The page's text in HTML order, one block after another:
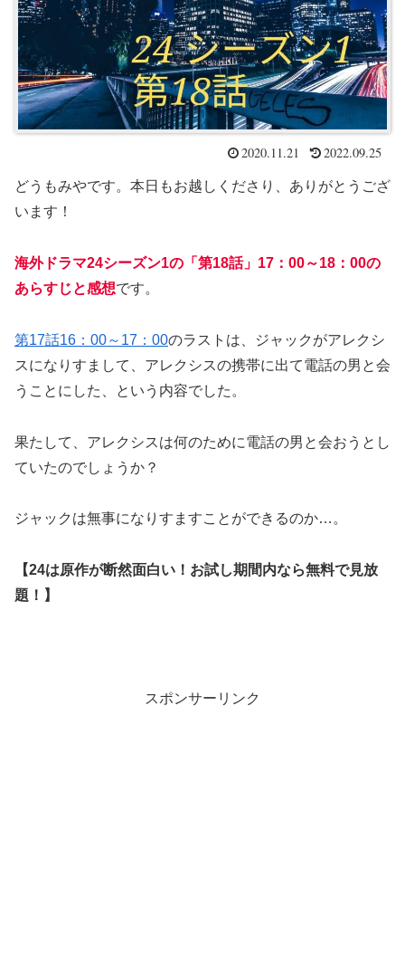
2020.11.21 2022.09.25
どうもみやです。本日もお越しくださり、ありがとうござ
います！
海外ドラマ24シーズン1の「第18話」17：00～18：00の
あらすじと感想です。
第17話16：00～17：00のラストは、ジャックがアレクシ
スになりすまして、アレクシスの携帯に出て電話の男と会
うことにした、という内容でした。
果たして、アレクシスは何のために電話の男と会おうとし
ていたのでしょうか？
ジャックは無事になりすますことができるのか…。
【24は原作が断然面白い！お試し期間内なら無料で見放
題！】
スポンサーリンク